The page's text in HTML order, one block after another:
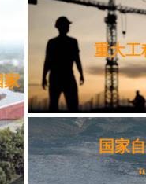
家
重大工
国家